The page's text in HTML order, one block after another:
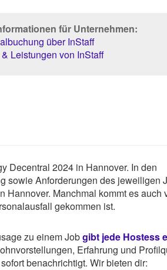
für Unternehmen:
über InStaff
Leistungen von InStaff
Decentral 2024 in Hannover. In den
sowie Anforderungen des jeweiligen
Hannover. Manchmal kommt es auch
gekommen ist.
zu einem Jobgibt jede Hostess
Erfahrung und
benachrichtigt. Wir bieten dir: